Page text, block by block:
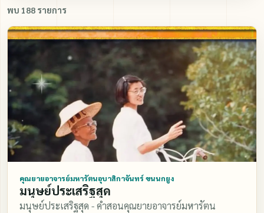
พบ 188 รายการ
คุณยายอาจารย์มหารัตนอุบาสิกาจันทร์ ขนนกยูง
มนุษย์ประเสริฐสุด
มนุษย์ประเสริฐสุด - คำสอนคุณยายอาจารย์มหารัตน